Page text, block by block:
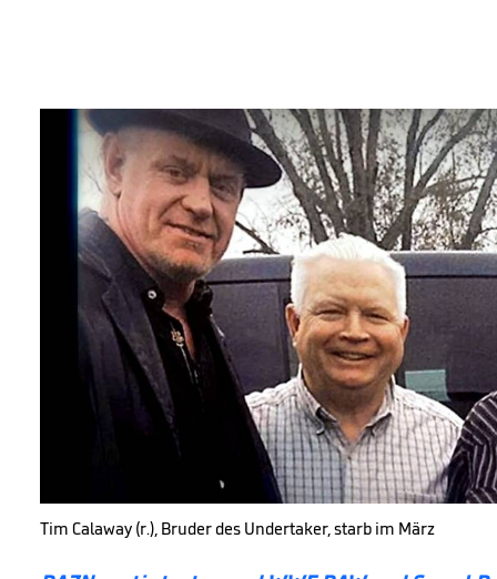
Tim Calaway (r.), Bruder des Undertaker, starb im März